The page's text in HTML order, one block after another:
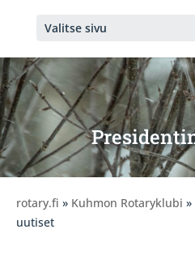
Valitse sivu
rotary.fi » Kuhmon Rotaryklubi »
uutiset